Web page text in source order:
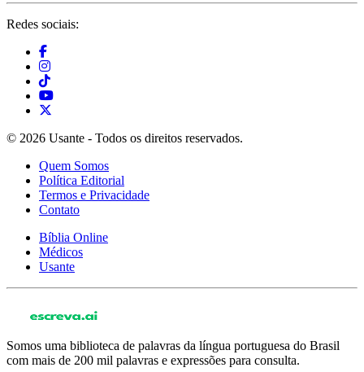
Redes sociais:
© 2026 Usante - Todos os direitos reservados.
Quem Somos
Política Editorial
Termos e Privacidade
Contato
Bíblia Online
Médicos
Usante
Somos uma biblioteca de palavras da língua portuguesa do Brasil
com mais de 200 mil palavras e expressões para consulta.